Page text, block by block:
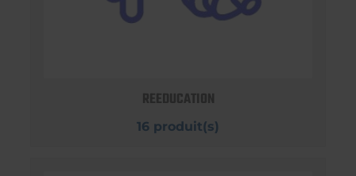
REEDUCATION
16 produit(s)